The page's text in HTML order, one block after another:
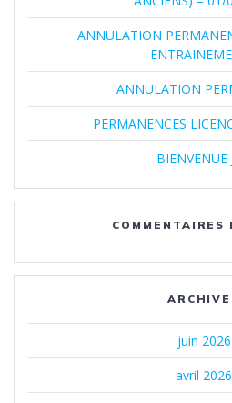
ANNULATION
ANNULATION
PERMANENCES
BIENVENUE
COMMENTAIRES
juin 2026
avril 2026